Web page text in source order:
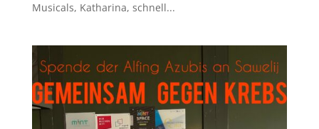
Musicals, Katharina, schnell...